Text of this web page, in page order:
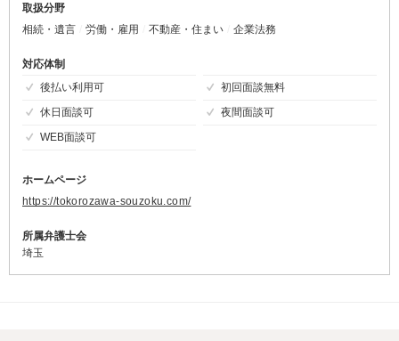
取扱分野
相続・遺言
労働・雇用 不動産・住まい 企業法務
対応体制
後払い利用可
初回面談無料
休日面談可
夜間面談可
WEB面談可
ホームページ
https://tokorozawa-souzoku.com/
所属弁護士会
埼玉